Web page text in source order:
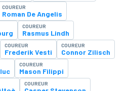
COUREUR
Roman De Angelis
COUREUR
Rasmus Lindh
COUREUR
Frederik Vesti
COUREUR
Connor Zilisch
COUREUR
Mason Filippi
COUREUR